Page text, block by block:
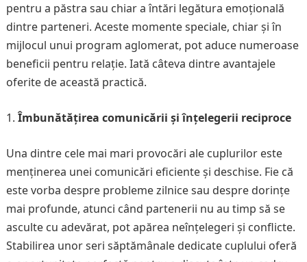
pentru a păstra sau chiar a întări legătura emoțională
dintre parteneri. Aceste momente speciale, chiar și în
mijlocul unui program aglomerat, pot aduce numeroase
beneficii pentru relație. Iată câteva dintre avantajele
oferite de această practică.
Îmbunătățirea comunicării și înțelegerii reciproce
Una dintre cele mai mari provocări ale cuplurilor este
menținerea unei comunicări eficiente și deschise. Fie că
este vorba despre probleme zilnice sau despre dorințe
mai profunde, atunci când partenerii nu au timp să se
asculte cu adevărat, pot apărea neînțelegeri și conflicte.
Stabilirea unor seri săptămânale dedicate cuplului oferă